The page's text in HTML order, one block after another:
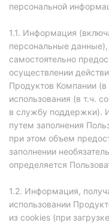
персональной
1.1. Информация
персональные
самостоятельно
осуществлении
Продуктов Компании (в
использования (в т.ч.
в службу поддержки).
путем заполнения
при этом объем
заполнении
определяется
1.2. Информация,
использовании
из cookies (при